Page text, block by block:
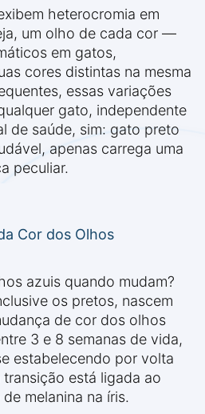
heterocromia em
um olho de cada cor —
em gatos,
cores distintas na mesma
essas variações
gato, independente
de saúde, sim: gato preto
apenas carrega uma
peculiar.
Cor dos Olhos
azuis quando mudam?
os pretos, nascem
de cor dos olhos
3 e 8 semanas de vida,
estabelecendo por volta
está ligada ao
melanina na íris.